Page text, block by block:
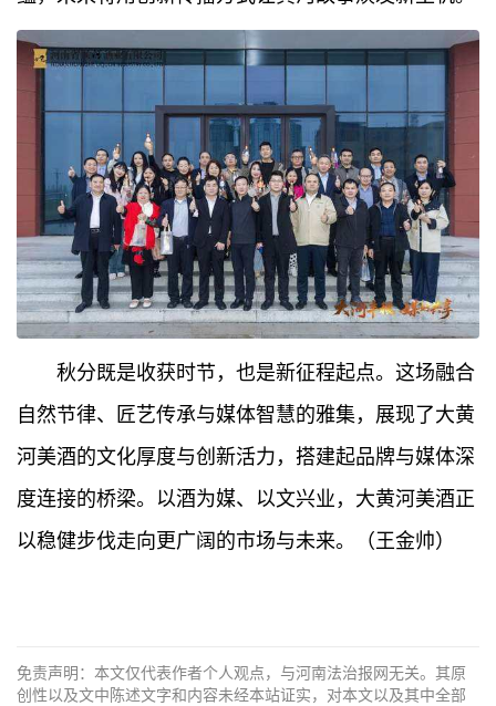
秋分既是收获时节，也是新征程起点。这场融合
自然节律、匠艺传承与媒体智慧的雅集，展现了大黄
河美酒的文化厚度与创新活力，搭建起品牌与媒体深
度连接的桥梁。以酒为媒、以文兴业，大黄河美酒正
以稳健步伐走向更广阔的市场与未来。（王金帅）
免责声明：本文仅代表作者个人观点，与河南法治报网无关。其原
创性以及文中陈述文字和内容未经本站证实，对本文以及其中全部